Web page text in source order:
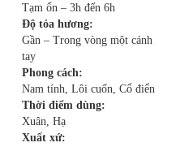
Tạm ổn – 3h đến 6h
Độ tỏa hương:
Gần – Trong vòng một cánh
tay
Phong cách:
Nam tính, Lôi cuốn, Cổ điển
Thời điểm dùng:
Xuân, Hạ
Xuất xứ: